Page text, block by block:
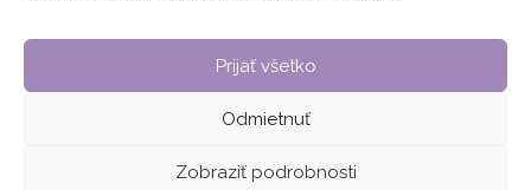
Prijať všetko
Odmietnuť
Zobraziť podrobnosti
Zásady používania súborov cookie